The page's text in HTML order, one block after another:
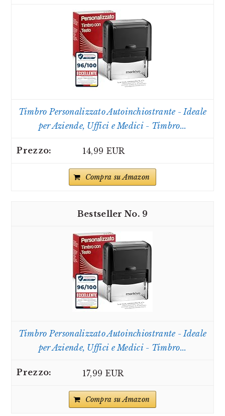
Timbro Personalizzato Autoinchiostrante - Ideale
per Aziende, Uffici e Medici - Timbro...
14,99 EUR
Compra su Amazon
9
Timbro Personalizzato Autoinchiostrante - Ideale
per Aziende, Uffici e Medici - Timbro...
17,99 EUR
Compra su Amazon